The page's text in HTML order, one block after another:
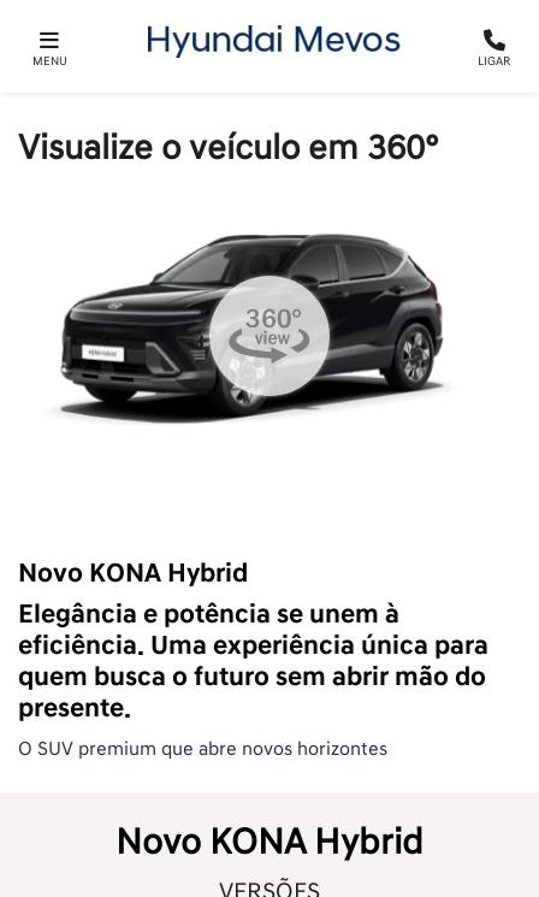
MENU LIGAR
Visualize o veículo em 360°
Novo KONA Hybrid
Elegância e potência se unem à
eficiência. Uma experiência única para
quem busca o futuro sem abrir mão do
presente.
O SUV premium que abre novos horizontes
Novo KONA Hybrid